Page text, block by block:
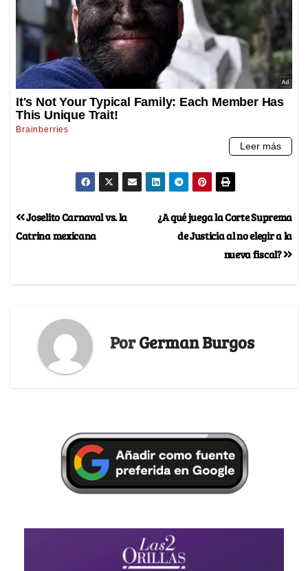
¿A qué juega la Corte Suprema
de Justicia al no elegir a la
nueva fiscal?
Joselito Carnaval vs. la
Catrina mexicana
PorGerman Burgos